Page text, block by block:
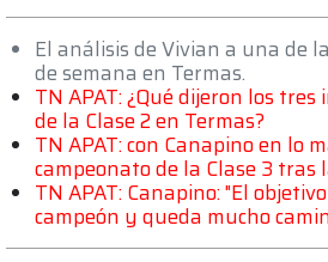
El análisis de Vivian a una de
de semana en Termas.
TN APAT: ¿Qué dijeron los
de la Clase 2 en Termas?
TN APAT: con Canapino en lo
campeonato de la Clase 3
TN APAT: Canapino: "El
campeón y queda mucho